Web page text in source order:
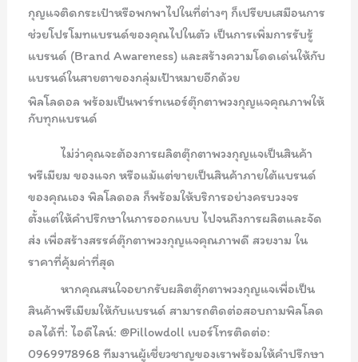
กุญแจติดกระเป๋าหรือพกพาไปในที่ต่างๆ ก็เปรียบเสมือนการ
ช่วยโปรโมทแบรนด์ของคุณไปในตัว เป็นการเพิ่มการรับรู้
แบรนด์ (Brand Awareness) และสร้างความโดดเด่นให้กับ
แบรนด์ในสายตาของกลุ่มเป้าหมายอีกด้วย
พิลโลดอล พร้อมเป็นพาร์ทเนอร์ตุ๊กตาพวงกุญแจคุณภาพให้
กับทุกแบรนด์
ไม่ว่าคุณจะต้องการผลิตตุ๊กตาพวงกุญแจเป็นสินค้า
พรีเมียม ของแจก หรือแม้แต่ขายเป็นสินค้าภายใต้แบรนด์
ของคุณเอง พิลโลดอล ก็พร้อมให้บริการอย่างครบวงจร
ตั้งแต่ให้คำปรึกษาในการออกแบบ ไปจนถึงการผลิตและจัด
ส่ง เพื่อสร้างสรรค์ตุ๊กตาพวงกุญแจคุณภาพดี สวยงาม ใน
ราคาที่คุ้มค่าที่สุด
หากคุณสนใจอยากรับผลิตตุ๊กตาพวงกุญแจเพื่อเป็น
สินค้าพรีเมียมให้กับแบรนด์ สามารถติดต่อสอบถามพิลโลด
อลได้ที่: ไอดีไลน์: @Pillowdoll เบอร์โทรติดต่อ:
0969978968 ทีมงานผู้เชี่ยวชาญของเราพร้อมให้คำปรึกษา